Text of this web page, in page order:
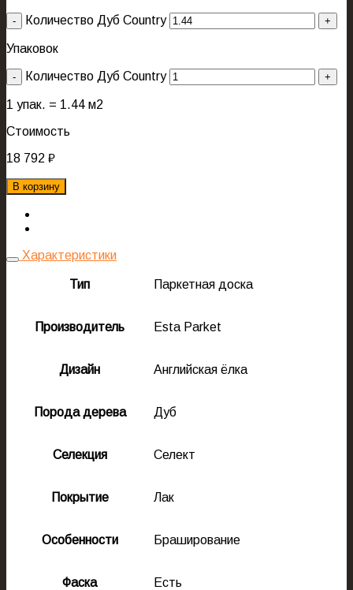
Количество Дуб Country
Упаковок
Количество Дуб Country
1 упак. = 1.44 м2
Стоимость
18 792 ₽
В корзину
Характеристики
Тип Паркетная доска
Производитель Esta Parket
Дизайн Английская ёлка
Порода дерева Дуб
Селекция Селект
Покрытие Лак
Особенности Браширование
Фаска Есть